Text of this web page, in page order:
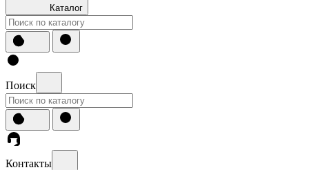
Каталог
Поиск
Контакты